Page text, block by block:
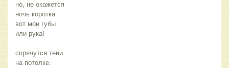
но, не окажется
ночь коротка.
вот мои губы
или рука!
спрячутся тени
на потолке.